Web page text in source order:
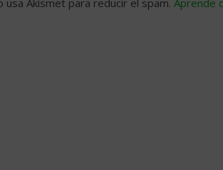
usa Akismet para reducir el spam. Aprende